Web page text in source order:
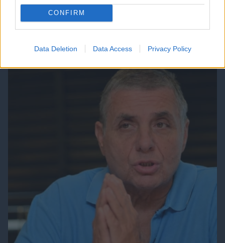
CONFIRM
Data Deletion Data Access Privacy Policy
Μια βιοτεχνολόγος έχασε 10 κιλά χωρίς να
στερηθεί το αγαπημένο της φαγητό – Οι 8
09.08.2026, 15:35